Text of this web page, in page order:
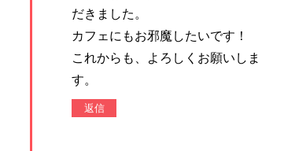
だきました。
カフェにもお邪魔したいです！
これからも、よろしくお願いしま
す。
返信